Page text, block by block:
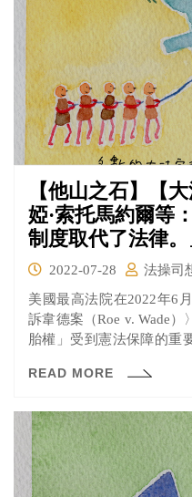
【他山之石】【
婭·索托馬約爾等
制度取代了法律。
2022-07-28
法操司
美國最高法院在2022年6
訴韋德案（Roe v. Wade
胎權」受到憲法保障的重
屬於自由派的三位大法官
見寫道「判決之所以會被
守派）鄙視，而現在剛好
厲的詞語表達對判決結果
READ MORE